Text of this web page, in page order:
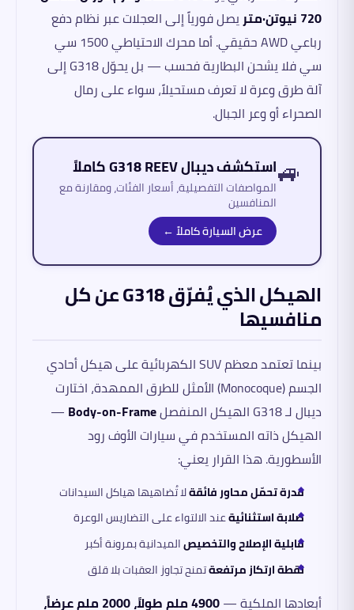
720 نيوتن·متر
يصل فورياً إلى العجلات عبر نظام دفع
رباعي AWD حقيقي. أما محرك الاحتياطي 1500 سي
سي فلا يشحن البطارية فحسب — بل يحوّل G318 إلى
آلة طرق وعرة لا تعرف مستحيلاً، سواء على رمال
الصحراء أو وعر الجبال.
🚙استكشف ديبال G318 REEV كاملاً
المواصفات التفصيلية، أسعار الفئات، ومقارنة مع
المنافسين
عرض السيارة كاملاً ←
الهيكل الذي يُفرّق G318 عن كل
منافسيها
بينما تعتمد معظم SUV الكهربائية على هيكل أحادي
الجسم (Monocoque) الأمثل للطرق الممهدة، اختارت
ديبال لـ G318 الهيكل المنفصل
Body-on-Frame
—
الهيكل ذاته المستخدم في سيارات الأوف رود
الأسطورية. هذا القرار يعني:
قدرة تحمّل محاور فائقةلا تُضاهيها هياكل السيدانات
صلابة استثنائيةعند الالتواء على التضاريس الوعرة
قابلية الإصلاح والتخصيصالميدانية بمرونة أكبر
نقطة ارتكاز مرتفعةتمنح تجاوز العقبات بلا قلق
أبعادها الملكية —
4900 ملم طولاً، 2000 ملم عرضاً،